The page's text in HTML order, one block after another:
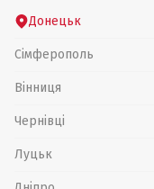
Донецьк
Сімферополь
Вінниця
Чернівці
Луцьк